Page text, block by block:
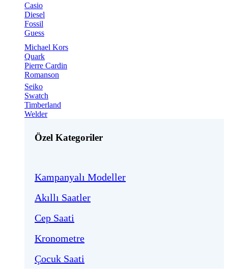
Casio
Diesel
Fossil
Guess
Michael Kors
Quark
Pierre Cardin
Romanson
Seiko
Swatch
Timberland
Welder
Özel Kategoriler
Kampanyalı Modeller
Akıllı Saatler
Cep Saati
Kronometre
Çocuk Saati